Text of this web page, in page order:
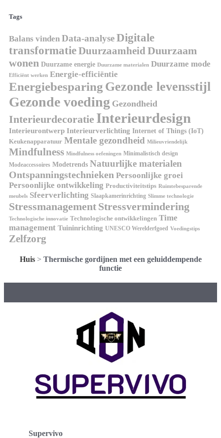
Tags
Balans vinden Data-analyseDigitale
transformatieDuurzaamheidDuurzaam
wonen Duurzame energie Duurzame materialen Duurzame mode
Efficiënt werken Energie-efficiëntie
Energiebesparing Gezonde levensstijl
Gezonde voeding Gezondheid
Interieurdecoratie Interieurdesign
Interieurontwerp Interieurverlichting Internet of Things (IoT)
Keukenapparatuur Mentale gezondheid Milieuvriendelijk
Mindfulness Mindfulness oefeningen Minimalistisch design
Modeaccessoires Modetrends Natuurlijke materialen
Ontspanningstechnieken Persoonlijke groei
Persoonlijke ontwikkeling Productiviteitstips Ruimtebesparende
meubels Sfeerverlichting Slaapkamerinrichting Slimme technologie
Stressmanagement Stressvermindering
Technologische innovatie Technologische ontwikkelingen Time
management Tuininrichting UNESCO Werelderfgoed Voedingstips
Zelfzorg
Huis> Thermische gordijnen met een geluiddempende
functie
Supervivo